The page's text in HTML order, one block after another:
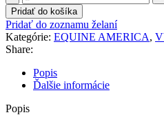
Equine
America
-
Shaker
Gard
Pridať do košíka
Pridať do zoznamu želaní
Kategórie: EQUINE AMERICA,
Share:
Popis
Ďalšie informácie
Popis